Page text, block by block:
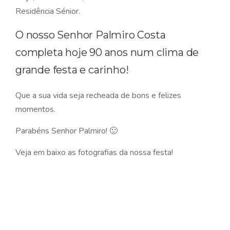
Residência Sénior.
O nosso Senhor Palmiro Costa
completa hoje 90 anos num clima de
grande festa e carinho!
Que a sua vida seja recheada de bons e felizes
momentos.
Parabéns Senhor Palmiro! 🙂
Veja em baixo as fotografias da nossa festa!